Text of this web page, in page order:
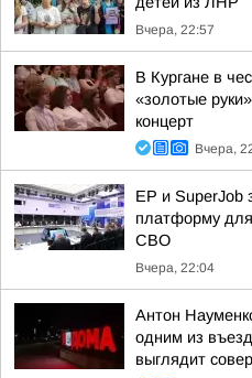
Вчера, 22:57
В Кургане в
«золотые
концерт
Вчера,
ЕР и SuperJob
платформу для
СВО
Вчера, 22:04
Антон
одним из
выглядит